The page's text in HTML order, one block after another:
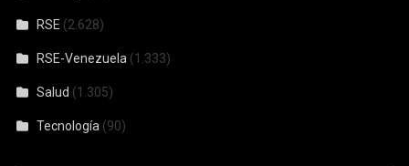
RSE (2.628)
RSE-Venezuela (1.333)
Salud (1.305)
Tecnología (90)